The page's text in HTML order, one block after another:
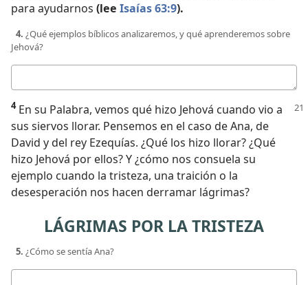
para ayudarnos (lee Isaías 63:9).
4. ¿Qué ejemplos bíblicos analizaremos, y qué aprenderemos sobre
Jehová?
4En su Palabra, vemos qué hizo Jehová cuando vio a
sus siervos llorar. Pensemos en el caso de Ana, de
David y del rey Ezequías. ¿Qué los hizo llorar? ¿Qué
hizo Jehová por ellos? Y ¿cómo nos consuela su
ejemplo cuando la tristeza, una traición o la
desesperación nos hacen derramar lágrimas?
LÁGRIMAS POR LA TRISTEZA
5. ¿Cómo se sentía Ana?